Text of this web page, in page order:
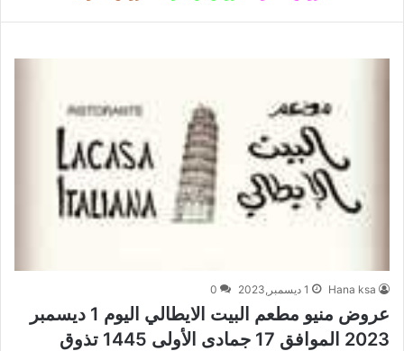
Hana ksa 1 ديسمبر,2023 0
عروض منيو مطعم البيت الايطالي اليوم 1 ديسمبر
2023 الموافق 17 جمادى الأولى 1445 تذوق